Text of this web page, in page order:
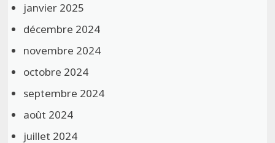
janvier 2025
décembre 2024
novembre 2024
octobre 2024
septembre 2024
août 2024
juillet 2024